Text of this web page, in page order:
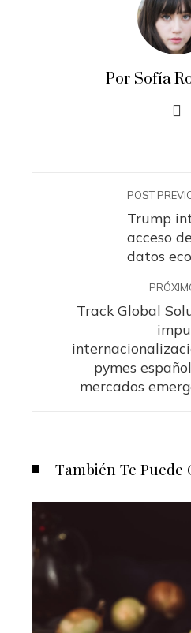
Por Sofía
POST
Trump
acceso
datos
Track Global
pymes
mercados
También Te Puede